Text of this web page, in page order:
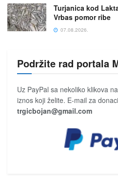
Turjanica kod
Vrbas pomor ribe
07.08.2026.
Podržite rad portala
Uz PayPal sa nekoliko klikova
iznos koji želite. E-mail za
trgicbojan@gmail.com